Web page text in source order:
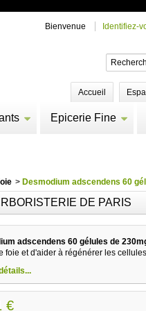
Bienvenue Identifiez-
Accueil
Epicerie Fine
> Desmodium adscendens 60
DE PARIS
adscendens 60 gélules de
foie et d'aider à régénérer les
€